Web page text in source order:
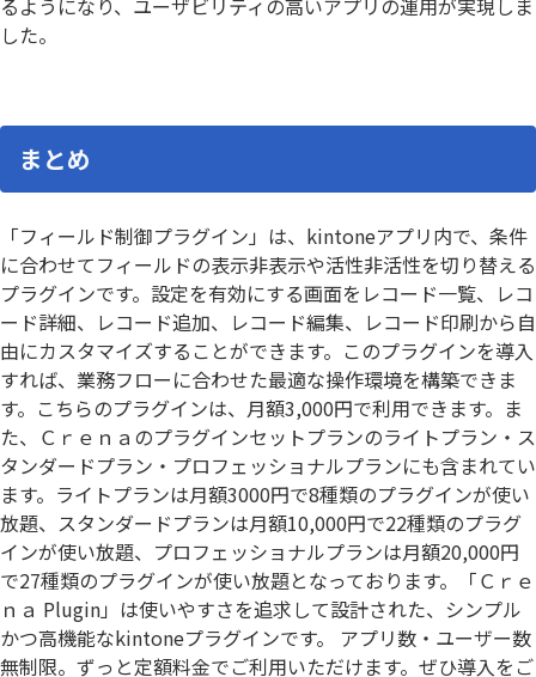
るようになり、ユーザビリティの高いアプリの運用が実現しま
した。
まとめ
「フィールド制御プラグイン」は、kintoneアプリ内で、条件
に合わせてフィールドの表示非表示や活性非活性を切り替える
プラグインです。設定を有効にする画面をレコード一覧、レコ
ード詳細、レコード追加、レコード編集、レコード印刷から自
由にカスタマイズすることができます。このプラグインを導入
すれば、業務フローに合わせた最適な操作環境を構築できま
す。こちらのプラグインは、月額3,000円で利用できます。ま
た、Ｃｒｅｎａのプラグインセットプランのライトプラン・ス
タンダードプラン・プロフェッショナルプランにも含まれてい
ます。ライトプランは月額3000円で8種類のプラグインが使い
放題、スタンダードプランは月額10,000円で22種類のプラグ
インが使い放題、プロフェッショナルプランは月額20,000円
で27種類のプラグインが使い放題となっております。「Ｃｒｅ
ｎａ Plugin」は使いやすさを追求して設計された、シンプル
かつ高機能なkintoneプラグインです。 アプリ数・ユーザー数
無制限。ずっと定額料金でご利用いただけます。ぜひ導入をご